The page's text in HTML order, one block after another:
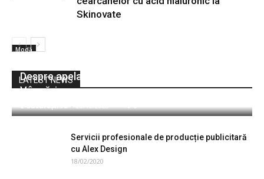
Modă
Skinovate
LATEST NEWS
Despre apelarea la rece (cold calling) în
Vânzări
e-București.ro - 20/10/2023 0
Servicii profesionale de producție publicitară
cu Alex Design
18/02/2020